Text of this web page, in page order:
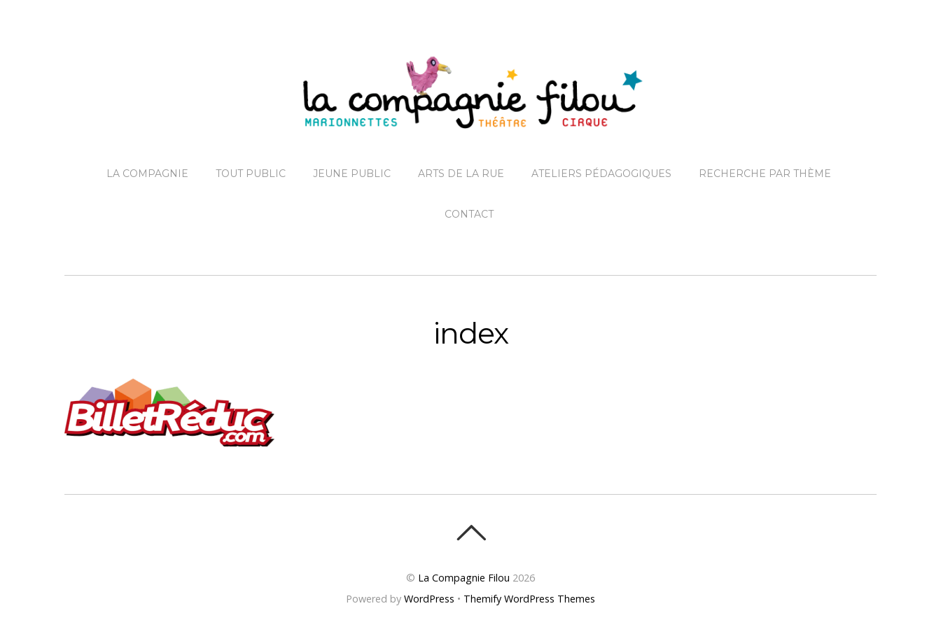
LA COMPAGNIE TOUT PUBLIC JEUNE PUBLIC ARTS DE LA RUE ATELIERS PÉDAGOGIQUES RECHERCHE PAR THÈME
CONTACT
index
© La Compagnie Filou 2026
Powered by WordPress • Themify WordPress Themes